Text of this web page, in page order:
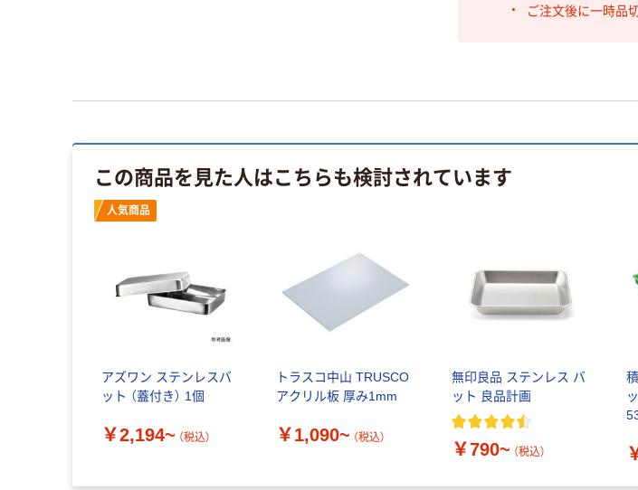
ご注文後に一時品
この商品を見た人はこちらも検討されています
人気商品
アズワン ステンレスバ
ット （蓋付き） 1個
￥2,194~ （税込）
トラスコ中山 TRUSCO
アクリル板 厚み1mm
￥1,090~ （税込）
無印良品 ステンレス バ
ット 良品計画
￥790~ （税込）